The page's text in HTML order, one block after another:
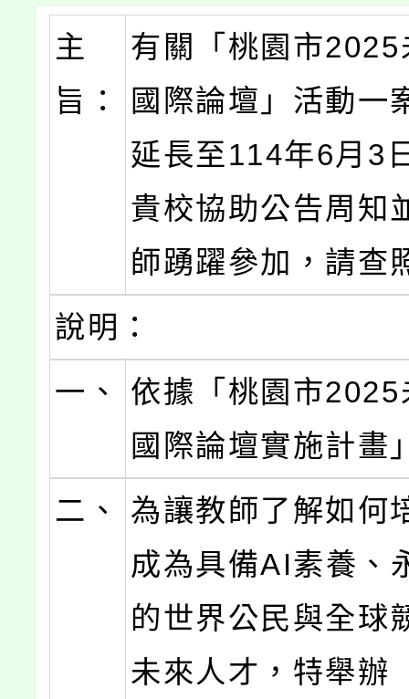
主
旨：
有關「桃園市2025
國際論壇」活動一
延長至114年6月3
貴校協助公告周知
師踴躍參加，請查
說明：
一、
依據「桃園市2025
國際論壇實施計畫
二、
為讓教師了解如何
成為具備AI素養、
的世界公民與全球
未來人才，特舉辦